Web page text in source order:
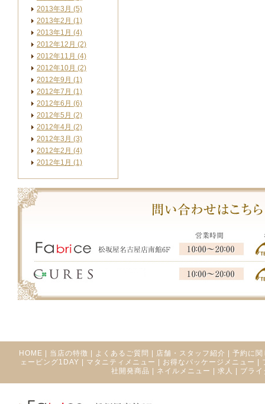
2013年3月 (5)
2013年2月 (1)
2013年1月 (4)
2012年12月 (2)
2012年11月 (4)
2012年10月 (2)
2012年9月 (1)
2012年7月 (1)
2012年6月 (6)
2012年5月 (2)
2012年4月 (2)
2012年3月 (3)
2012年2月 (4)
2012年1月 (1)
HOME 当店の特徴 よくあるご質問 店舗・スタッフ紹介
予約に関
ェービング1DAY
マタニティメニュー お得なパッケージメニュー
社開発商品
ネイルメニュー 求人 ブラ